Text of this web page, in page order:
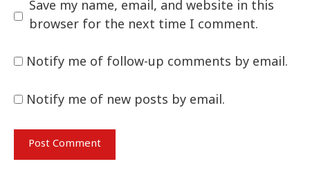
Save my name, email, and website in this
browser for the next time I comment.
Notify me of follow-up comments by email.
Notify me of new posts by email.